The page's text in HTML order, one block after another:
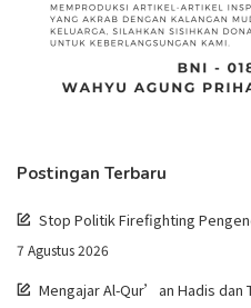
Postingan Terbaru
Stop Politik Firefighting
7 Agustus 2026
Mengajar Al-Qur’an Hadis dan